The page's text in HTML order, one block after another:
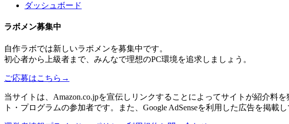
ダッシュボード
ラボメン募集中
自作ラボでは新しいラボメンを募集中です。
初心者から上級者まで、みんなで理想のPC環境を追求しましょう。
ご応募はこちら →
当サイトは、Amazon.co.jpを宣伝しリンクすることによってサイトが紹介料
ト・プログラムの参加者です。また、Google AdSenseを利用した広告を掲載